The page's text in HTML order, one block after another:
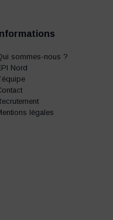
Informations
sommes-nous ?
Nord
légales